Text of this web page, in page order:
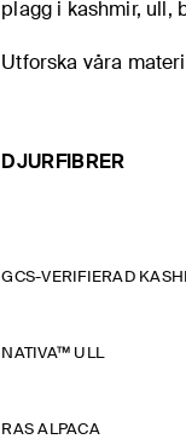
plagg i kashmir, ull,
Utforska våra
DJURFIBRER
GCS-VERIFIERAD
NATIVA™ ULL
RAS ALPACA